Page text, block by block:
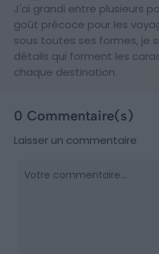
J'ai grandi entre plusieurs
goût précoce pour les
sous toutes ses formes, je
détails qui forment les
chaque destination.
0 Commentaire(s)
Laisser un commentaire